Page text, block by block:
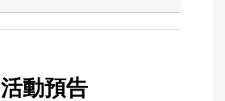
活動預告